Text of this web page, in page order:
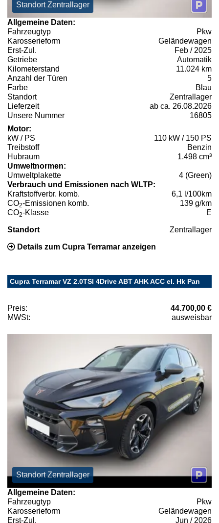
Standort Zentrallager
Allgemeine Daten:
Fahrzeugtyp
Pkw
Karosserieform
Geländewagen
Erst-Zul.
Feb / 2025
Getriebe
Automatik
Kilometerstand
11.024 km
Anzahl der Türen
5
Farbe
Blau
Standort
Zentrallager
Lieferzeit
ab ca. 26.08.2026
Unsere Nummer
16805
Motor:
kW / PS
110 kW / 150 PS
Treibstoff
Benzin
Hubraum
1.498 cm³
Umweltnormen:
Umweltplakette
4 (Green)
Verbrauch und Emissionen nach WLTP:
Kraftstoffverbr. komb.
6,1 l/100km
CO2-Emissionen komb.
139 g/km
CO2-Klasse E
Standort Zentrallager
Details zum Cupra Terramar anzeigen
Cupra Terramar VZ 2.0TSI 4Drive ABT AHK ACC el. Hk Pan
Preis:
44.700,00 €
MWSt:
ausweisbar
Standort Zentrallager
Allgemeine Daten:
Fahrzeugtyp
Pkw
Karosserieform
Geländewagen
Erst-Zul.
Jun / 2026